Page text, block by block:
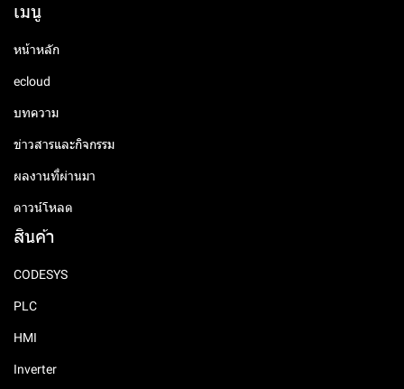
เมนู
หน้าหลัก
ecloud
บทความ
ข่าวสารและกิจกรรม
ผลงานที่ผ่านมา
ดาวน์โหลด
สินค้า
CODESYS
PLC
HMI
Inverter